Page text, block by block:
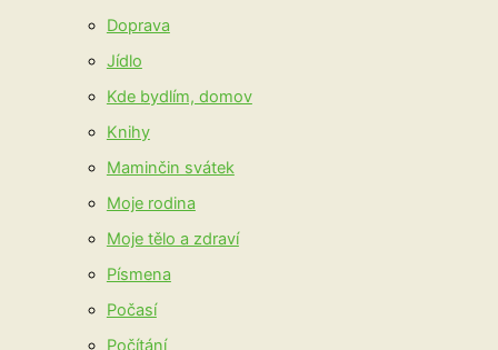
Doprava
Jídlo
Kde bydlím, domov
Knihy
Maminčin svátek
Moje rodina
Moje tělo a zdraví
Písmena
Počasí
Počítání